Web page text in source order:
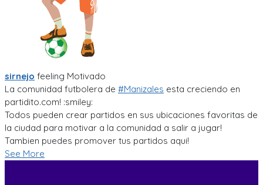
sirnejo feeling Motivado
La comunidad futbolera de #Manizales esta creciendo en
partidito.com! :smiley:
Todos pueden crear partidos en sus ubicaciones favoritas de
la ciudad para motivar a la comunidad a salir a jugar!
Tambien puedes promover tus partidos aqui!
See More